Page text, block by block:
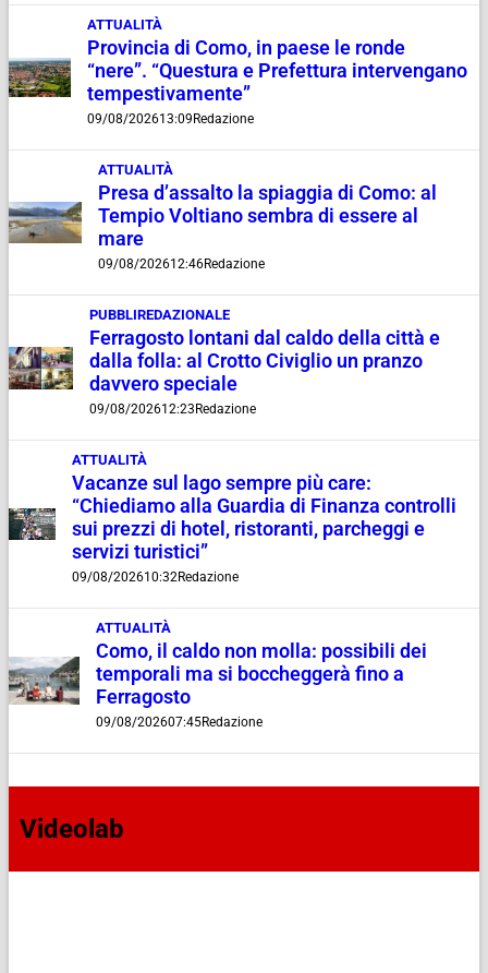
ATTUALITÀ
Provincia di Como, in paese le ronde
“nere”. “Questura e Prefettura intervengano
tempestivamente”
09/08/202613:09 Redazione
ATTUALITÀ
Presa d’assalto la spiaggia di Como: al
Tempio Voltiano sembra di essere al
mare
09/08/202612:46Redazione
PUBBLIREDAZIONALE
Ferragosto lontani dal caldo della città e
dalla folla: al Crotto Civiglio un pranzo
davvero speciale
09/08/202612:23 Redazione
ATTUALITÀ
Vacanze sul lago sempre più care:
“Chiediamo alla Guardia di Finanza controlli
sui prezzi di hotel, ristoranti, parcheggi e
servizi turistici”
09/08/202610:32Redazione
ATTUALITÀ
Como, il caldo non molla: possibili dei
temporali ma si boccheggerà fino a
Ferragosto
09/08/202607:45Redazione
Videolab